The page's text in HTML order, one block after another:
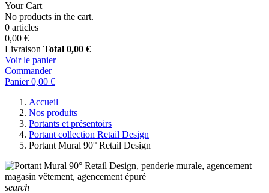
Your Cart
No products in the cart.
0 articles
0,00 €
Livraison Total 0,00 €
Voir le panier
Commander
Panier 0,00 €
Accueil
Nos produits
Portants et présentoirs
Portant collection Retail Design
Portant Mural 90° Retail Design
search